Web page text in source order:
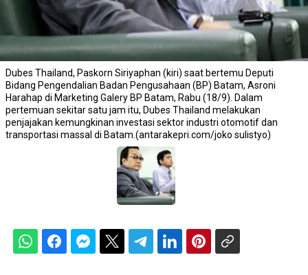
Dubes Thailand, Paskorn Siriyaphan (kiri) saat bertemu Deputi
Bidang Pengendalian Badan Pengusahaan (BP) Batam, Asroni
Harahap di Marketing Galery BP Batam, Rabu (18/9). Dalam
pertemuan sekitar satu jam itu, Dubes Thailand melakukan
penjajakan kemungkinan investasi sektor industri otomotif dan
transportasi massal di Batam.(antarakepri.com/joko sulistyo)